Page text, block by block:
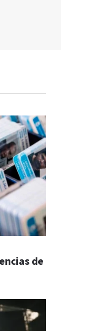
de